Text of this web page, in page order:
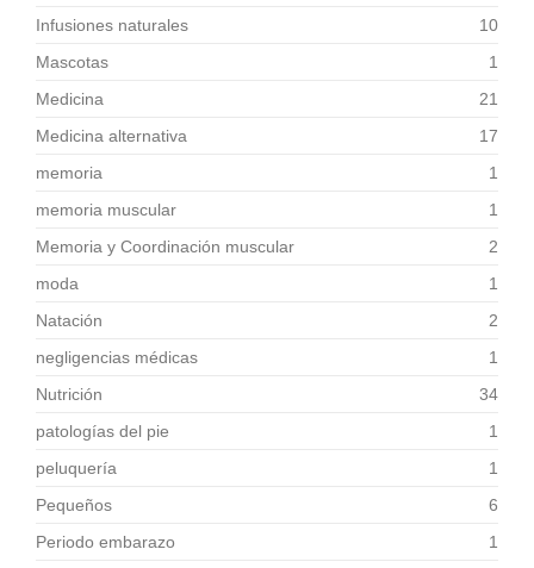
Infusiones naturales
10
Mascotas
1
Medicina
21
Medicina alternativa
17
memoria
1
memoria muscular
1
Memoria y Coordinación muscular
2
moda
1
Natación
2
negligencias médicas
1
Nutrición
34
patologías del pie
1
peluquería
1
Pequeños
6
Periodo embarazo
1